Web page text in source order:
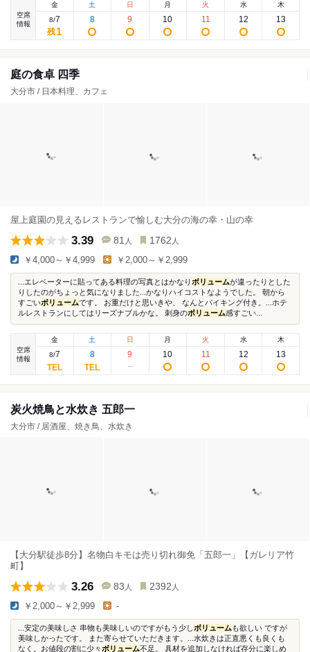
空席
情報
金
8/7
残1
土
8
日
9
月
10
火
11
水
12
木
13
庭の食卓 四季
大分市 / 日本料理、カフェ
屋上庭園の見えるレストランで愉しむ大分の海の幸・山の幸
3.39 81 人 1762 人
￥4,000～￥4,999 ￥2,000～￥2,999
...エレベーターに貼ってある料理の写真とはかなり ボリュームが違ったりとした
りしたのがちょっと気になりました...かなりハイコストなようでした。 朝から
すごいボリュームです。 お重だけと思いきや、 なんとバイキング付き。...ホテ
ルレストランにしてはリーズナブルかな。 刺身のボリューム感すごい...
空席
情報
金
8/7
土
8
日
9
月
10
火
11
水
12
木
13
炭火焼鳥と水炊き 五郎一
大分市 / 居酒屋、焼き鳥、水炊き
【大分駅徒歩8分】名物白キモは売り切れ御免「五郎一」【ガレリア竹
町】
3.26 83 人 2392 人
￥2,000～￥2,999 -
...安定の美味しさ 串物も美味しいのですがもう少し ボリューム も欲しい ですが
美味しかったです。 また寄らせていただきます。...水炊きは正直悪くも良くも
なく。お値段の割に少々 ボリューム不足。 具材を追加しなければ存分に楽しめ